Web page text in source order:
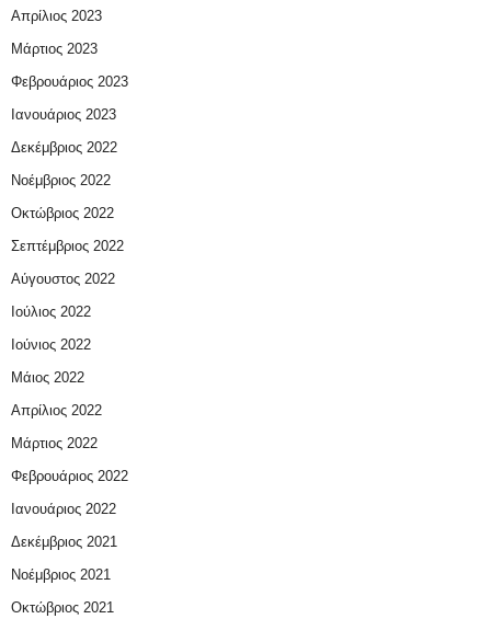
Απρίλιος 2023
Μάρτιος 2023
Φεβρουάριος 2023
Ιανουάριος 2023
Δεκέμβριος 2022
Νοέμβριος 2022
Οκτώβριος 2022
Σεπτέμβριος 2022
Αύγουστος 2022
Ιούλιος 2022
Ιούνιος 2022
Μάιος 2022
Απρίλιος 2022
Μάρτιος 2022
Φεβρουάριος 2022
Ιανουάριος 2022
Δεκέμβριος 2021
Νοέμβριος 2021
Οκτώβριος 2021